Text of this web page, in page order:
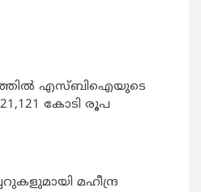
എസ്ബിഐയുടെ
കോടി രൂപ
മഹീന്ദ്ര